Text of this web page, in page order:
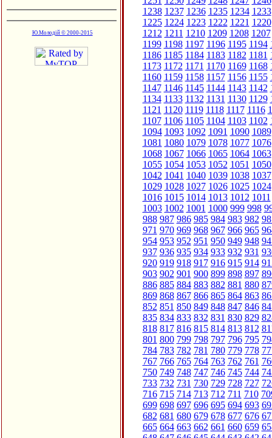
Ю.Молодій © 2000-2015
1238 1237 1236 1235 1234 1233
1225 1224 1223 1222 1221 1220
1212 1211 1210 1209 1208 1207
1199 1198 1197 1196 1195 1194
1186 1185 1184 1183 1182 1181
1173 1172 1171 1170 1169 1168
1160 1159 1158 1157 1156 1155
1147 1146 1145 1144 1143 1142
1134 1133 1132 1131 1130 1129
1121 1120 1119 1118 1117 1116
1107 1106 1105 1104 1103 1102
1094 1093 1092 1091 1090 1089
1081 1080 1079 1078 1077 1076
1068 1067 1066 1065 1064 1063
1055 1054 1053 1052 1051 1050
1042 1041 1040 1039 1038 1037
1029 1028 1027 1026 1025 1024
1016 1015 1014 1013 1012 1011
1003 1002 1001 1000 999 998
988 987 986 985 984 983 982
971 970 969 968 967 966 965
954 953 952 951 950 949 948
937 936 935 934 933 932 931
920 919 918 917 916 915 914
903 902 901 900 899 898 897
886 885 884 883 882 881 880
869 868 867 866 865 864 863
852 851 850 849 848 847 846
835 834 833 832 831 830 829
818 817 816 815 814 813 812
801 800 799 798 797 796 795
784 783 782 781 780 779 778
767 766 765 764 763 762 761
750 749 748 747 746 745 744
733 732 731 730 729 728 727
716 715 714 713 712 711 710
699 698 697 696 695 694 693
682 681 680 679 678 677 676
665 664 663 662 661 660 659